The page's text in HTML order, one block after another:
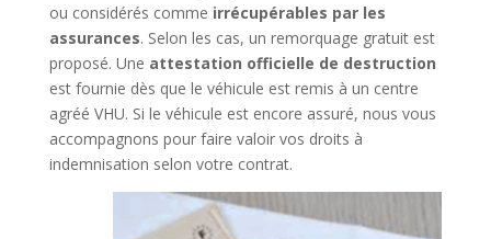
ou considérés comme irrécupérables par les
assurances. Selon les cas, un remorquage gratuit est
proposé. Une attestation officielle de destruction
est fournie dès que le véhicule est remis à un centre
agréé VHU. Si le véhicule est encore assuré, nous vous
accompagnons pour faire valoir vos droits à
indemnisation selon votre contrat.